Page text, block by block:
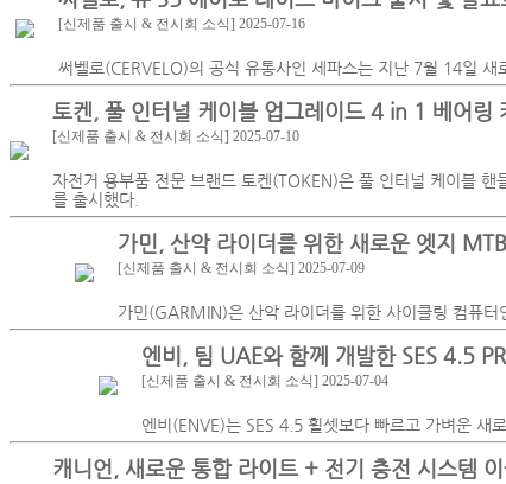
[신제품 출시 & 전시회 소식] 2025-07-16
써벨로(CERVELO)의 공식 유통사인 세파스는 지난 7월 14일
토켄, 풀 인터널 케이블 업그레이드 4 in 1 베어링
[신제품 출시 & 전시회 소식] 2025-07-10
자전거 용부품 전문 브랜드 토켄(TOKEN)은 풀 인터널 케이블
를 출시했다.
가민, 산악 라이더를 위한 새로운 엣지
[신제품 출시 & 전시회 소식] 2025-07-09
가민(GARMIN)은 산악 라이더를 위한 사이클링 컴퓨
엔비, 팀 UAE와 함께 개발한 SES 4.5
[신제품 출시 & 전시회 소식] 2025-07-04
엔비(ENVE)는 SES 4.5 휠셋보다 빠르고 가벼운 새
캐니언, 새로운 통합 라이트 + 전기 충전 시스템